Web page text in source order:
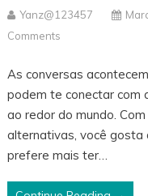
Yanz@123457
Comments
As conversas
podem te conectar com
ao redor do mundo.
alternativas, você gosta
prefere mais ter…